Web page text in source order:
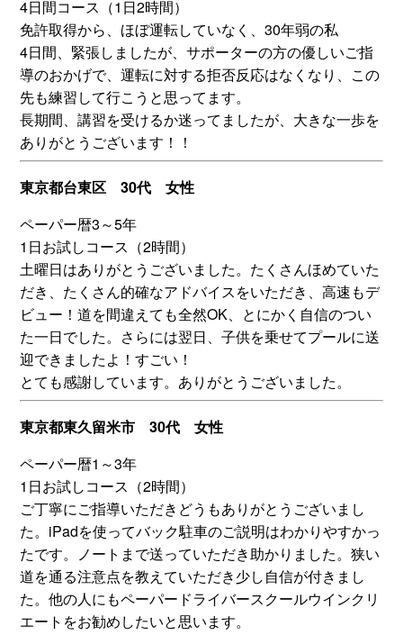
4日間コース（1日2時間）
免許取得から、ほぼ運転していなく、30年弱の私
4日間、緊張しましたが、サポーターの方の優しいご指
導のおかげで、運転に対する拒否反応はなくなり、この
先も練習して行こうと思ってます。
長期間、講習を受けるか迷ってましたが、大きな一歩を
ありがとうございます！！
東京都台東区 30代 女性
ペーパー暦3～5年
1日お試しコース（2時間）
土曜日はありがとうございました。たくさんほめていた
だき、たくさん的確なアドバイスをいただき、高速もデ
ビュー！道を間違えても全然OK、とにかく自信のつい
た一日でした。さらには翌日、子供を乗せてプールに送
迎できましたよ！すごい！
とても感謝しています。ありがとうございました。
東京都東久留米市 30代 女性
ペーパー暦1～3年
1日お試しコース（2時間）
ご丁寧にご指導いただきどうもありがとうございまし
た。iPadを使ってバック駐車のご説明はわかりやすかっ
たです。ノートまで送っていただき助かりました。狭い
道を通る注意点を教えていただき少し自信が付きまし
た。他の人にもペーパードライバースクールウインクリ
エートをお勧めしたいと思います。